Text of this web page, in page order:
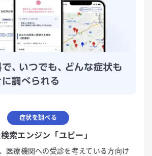
症状を調べる
索エンジン「ユビー」
医療機関への受診を考えている方向け